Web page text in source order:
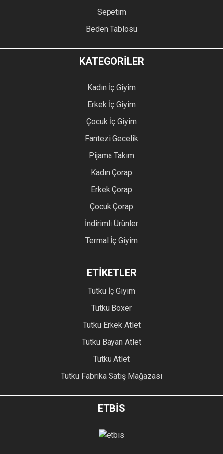
Sepetim
Beden Tablosu
KATEGORİLER
Kadın İç Giyim
Erkek İç Giyim
Çocuk İç Giyim
Fantezi Gecelik
Pijama Takım
Kadın Çorap
Erkek Çorap
Çocuk Çorap
İndirimli Ürünler
Termal İç Giyim
ETİKETLER
Tutku İç Giyim
Tutku Boxer
Tutku Erkek Atlet
Tutku Bayan Atlet
Tutku Atlet
Tutku Fabrika Satış Mağazası
ETBİS